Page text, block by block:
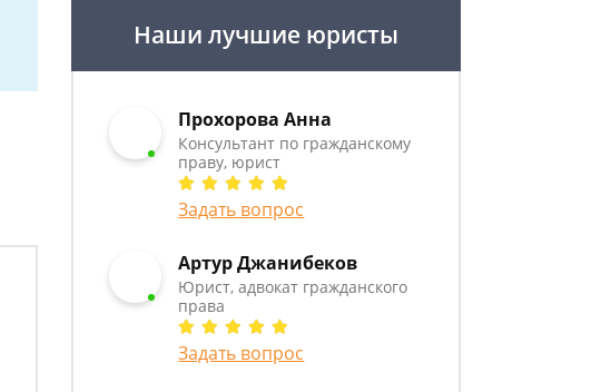
Наши лучшие юристы
Прохорова Анна
Консультант по гражданскому
праву, юрист
Задать вопрос
Артур Джанибеков
Юрист, адвокат гражданского
права
Задать вопрос